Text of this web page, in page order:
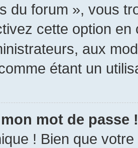
du forum », vous
cette option
aux
étant un
mot de passe !
! Bien que